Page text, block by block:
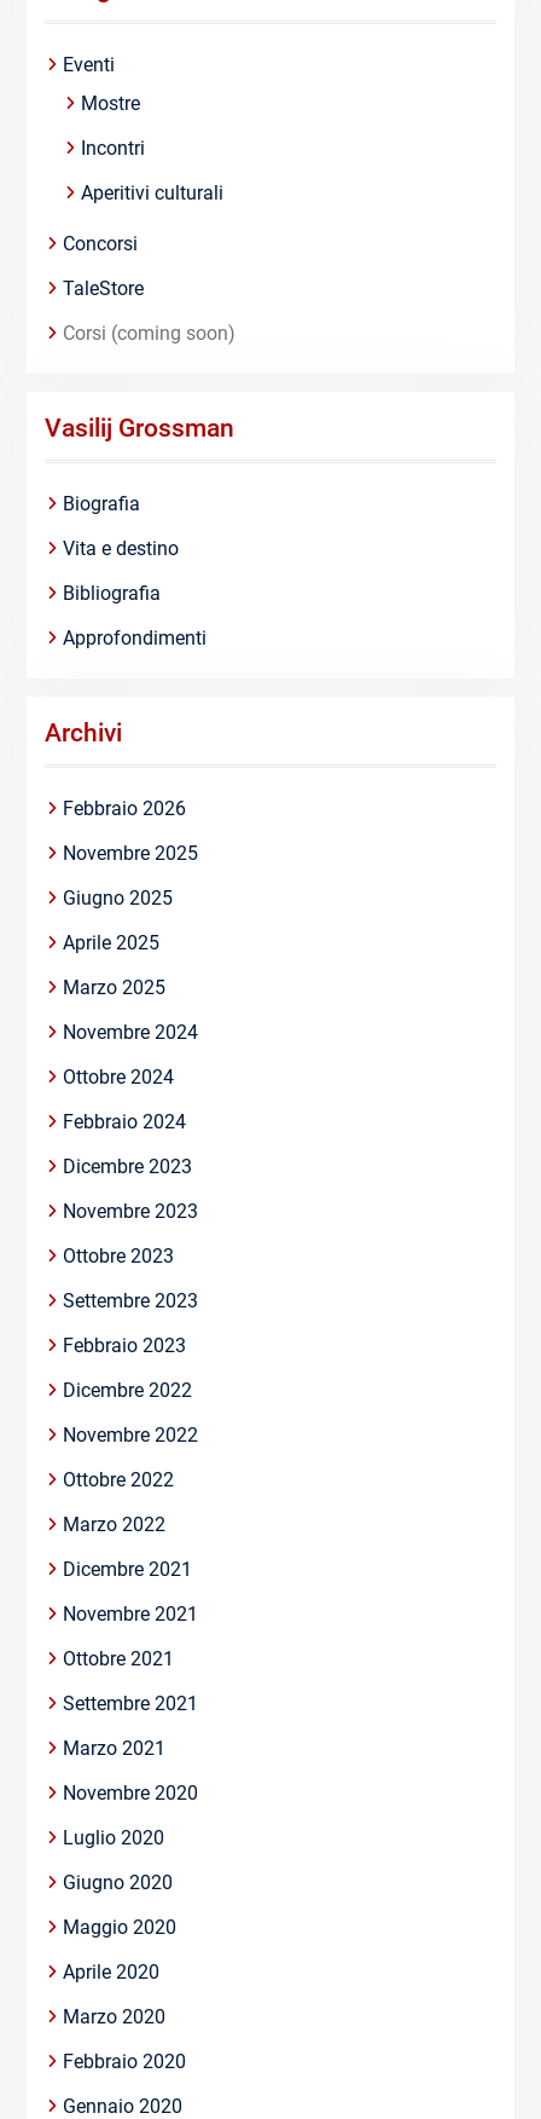
Eventi
Mostre
Incontri
Aperitivi culturali
Concorsi
TaleStore
Corsi (coming soon)
Vasilij Grossman
Biografia
Vita e destino
Bibliografia
Approfondimenti
Archivi
Febbraio 2026
Novembre 2025
Giugno 2025
Aprile 2025
Marzo 2025
Novembre 2024
Ottobre 2024
Febbraio 2024
Dicembre 2023
Novembre 2023
Ottobre 2023
Settembre 2023
Febbraio 2023
Dicembre 2022
Novembre 2022
Ottobre 2022
Marzo 2022
Dicembre 2021
Novembre 2021
Ottobre 2021
Settembre 2021
Marzo 2021
Novembre 2020
Luglio 2020
Giugno 2020
Maggio 2020
Aprile 2020
Marzo 2020
Febbraio 2020
Gennaio 2020